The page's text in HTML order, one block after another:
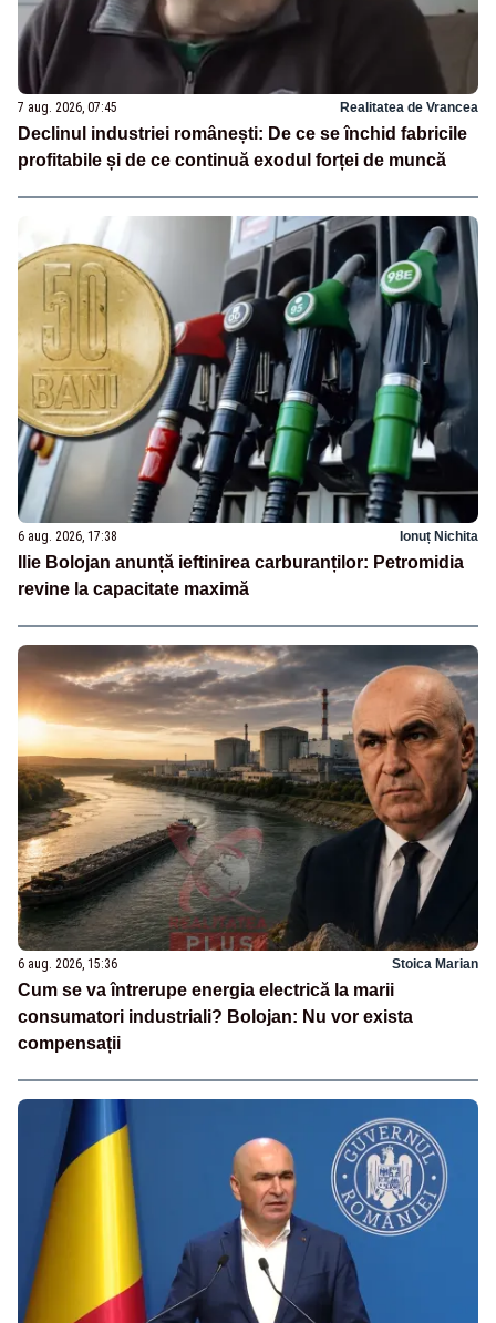
7 aug. 2026, 07:45 Realitatea de Vrancea
Declinul industriei românești: De ce se închid fabricile
profitabile și de ce continuă exodul forței de muncă
6 aug. 2026, 17:38 Ionuț Nichita
Ilie Bolojan anunță ieftinirea carburanților: Petromidia
revine la capacitate maximă
6 aug. 2026, 15:36 Stoica Marian
Cum se va întrerupe energia electrică la marii
consumatori industriali? Bolojan: Nu vor exista
compensații